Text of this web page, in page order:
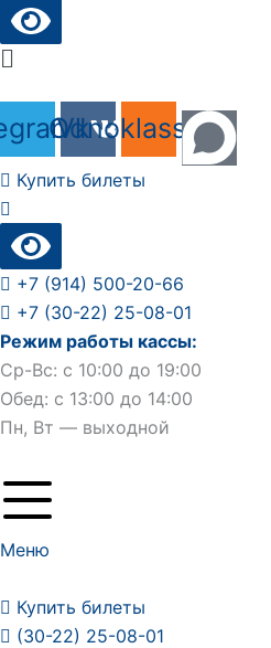
Main
Vk
Odnoklassniki
Купить билеты
+7 (914) 500-20-66
+7 (30-22) 25-08-01
Режим работы кассы:
Ср-Вс: с 10:00 до 19:00
Обед: с 13:00 до 14:00
Пн, Вт — выходной
Меню
Купить билеты
(30-22) 25-08-01